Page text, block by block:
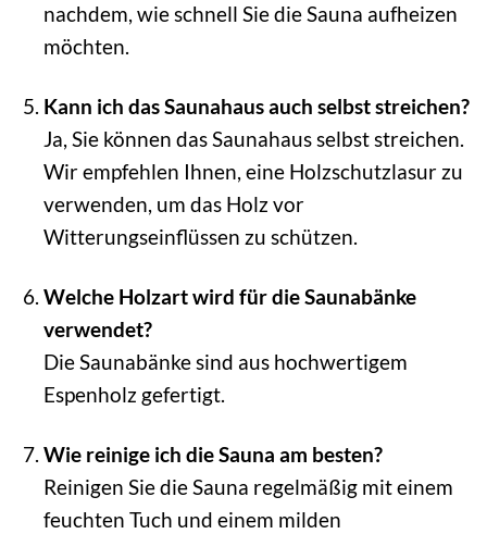
nachdem, wie schnell Sie die Sauna aufheizen
möchten.
Kann ich das Saunahaus auch selbst streichen?
Ja, Sie können das Saunahaus selbst streichen.
Wir empfehlen Ihnen, eine Holzschutzlasur zu
verwenden, um das Holz vor
Witterungseinflüssen zu schützen.
Welche Holzart wird für die Saunabänke
verwendet?
Die Saunabänke sind aus hochwertigem
Espenholz gefertigt.
Wie reinige ich die Sauna am besten?
Reinigen Sie die Sauna regelmäßig mit einem
feuchten Tuch und einem milden